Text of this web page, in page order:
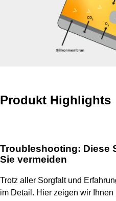
Produkt Highlights
Troubleshooting: Diese
Sie vermeiden
Trotz aller Sorgfalt und
im Detail. Hier zeigen wir